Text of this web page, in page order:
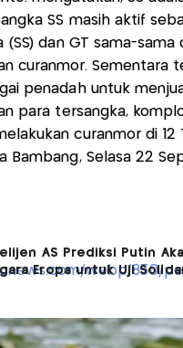
SS masih aktif
(SS) dan GT sama-sama
curanmor. Sementara
penadah untuk
para tersangka,
curanmor di 12
Bambang, Selasa 22
AS Prediksi Putin
Eropa untuk Uji